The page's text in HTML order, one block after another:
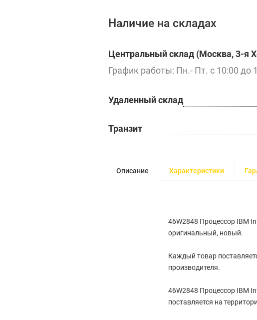
Наличие на складах
Центральный склад (Москва, 3-я
График работы: Пн.- Пт. с 10:00 до
Удаленный склад
Транзит
Описание Характеристики
46W2848 Процессор IBM
оригинальный, новый.
Каждый товар
производителя.
46W2848 Процессор IBM
поставляется на